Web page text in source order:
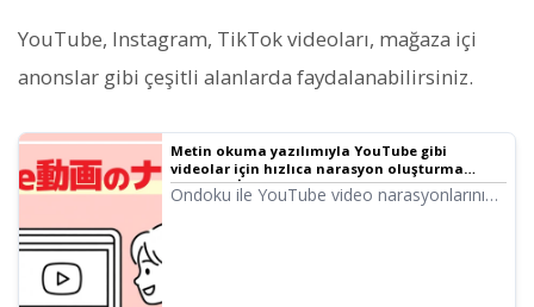
YouTube, Instagram, TikTok videoları, mağaza içi
anonslar gibi çeşitli alanlarda faydalanabilirsiniz.
Metin okuma yazılımıyla YouTube gibi
videolar için hızlıca narasyon oluşturma
yöntemi. İpuçları ve noktalar.
Ondoku ile YouTube video narasyonlarını